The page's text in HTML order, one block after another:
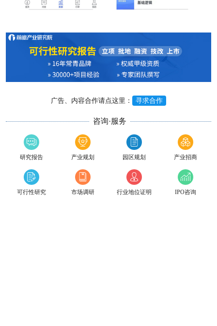
广告、内容合作请点这里： 寻求合作
咨询·服务
研究报告 产业规划 园区规划 产业招商
可行性研究 市场调研 行业地位证明 IPO咨询